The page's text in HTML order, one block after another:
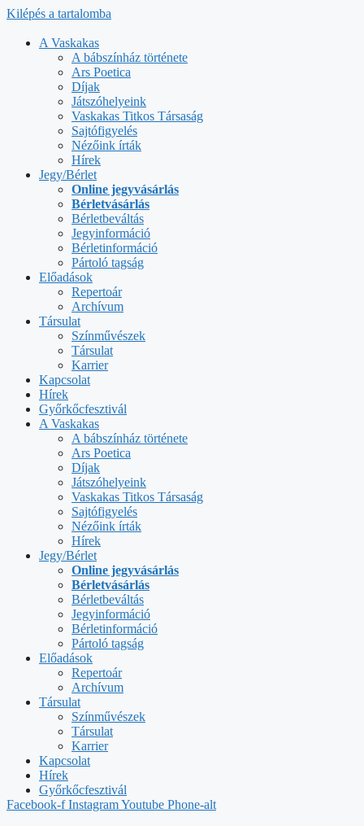
Kilépés a tartalomba
A Vaskakas
A bábszínház története
Ars Poetica
Díjak
Játszóhelyeink
Vaskakas Titkos Társaság
Sajtófigyelés
Nézőink írták
Hírek
Jegy/Bérlet
Online jegyvásárlás
Bérletvásárlás
Bérletbeváltás
Jegyinformáció
Bérletinformáció
Pártoló tagság
Előadások
Repertoár
Archívum
Társulat
Színművészek
Társulat
Karrier
Kapcsolat
Hírek
Győrkőcfesztivál
A Vaskakas
A bábszínház története
Ars Poetica
Díjak
Játszóhelyeink
Vaskakas Titkos Társaság
Sajtófigyelés
Nézőink írták
Hírek
Jegy/Bérlet
Online jegyvásárlás
Bérletvásárlás
Bérletbeváltás
Jegyinformáció
Bérletinformáció
Pártoló tagság
Előadások
Repertoár
Archívum
Társulat
Színművészek
Társulat
Karrier
Kapcsolat
Hírek
Győrkőcfesztivál
Facebook-f InstagramYoutube Phone-alt